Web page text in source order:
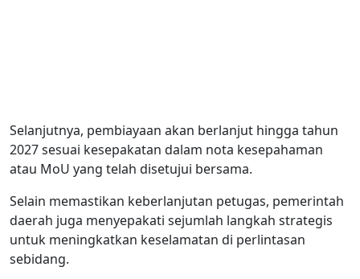
Selanjutnya, pembiayaan akan berlanjut hingga tahun
2027 sesuai kesepakatan dalam nota kesepahaman
atau MoU yang telah disetujui bersama.
Selain memastikan keberlanjutan petugas, pemerintah
daerah juga menyepakati sejumlah langkah strategis
untuk meningkatkan keselamatan di perlintasan
sebidang.